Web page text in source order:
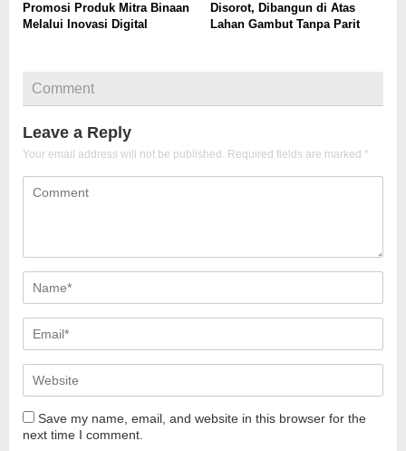
Promosi Produk Mitra Binaan
Melalui Inovasi Digital
Disorot, Dibangun di Atas
Lahan Gambut Tanpa Parit
Comment
Leave a Reply
Your email address will not be published. Required fields are marked *
Save my name, email, and website in this browser for the
next time I comment.